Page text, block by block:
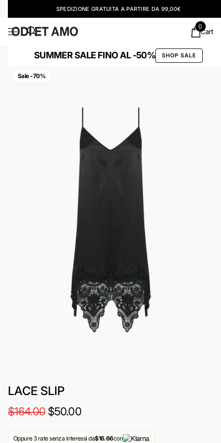
SPEDIZIONE GRATUITA A PARTIRE DA 99,00€
Cart
0
SUMMER SALE FINO AL -50% SHOP SALE
Sale -70%
LACE SLIP
$164.00$50.00
Oppure 3 rate senza interessi da$16.66con